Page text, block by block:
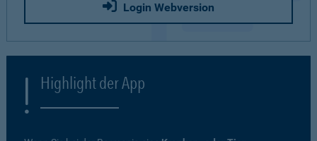
Login Webversion
Highlight der App